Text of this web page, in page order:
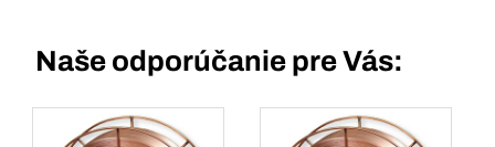
Naše odporúčanie pre Vás: